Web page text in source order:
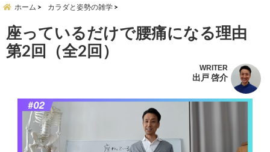
ホーム カラダと姿勢の雑学
座っているだけで腰痛になる理由
第2回（全2回）
WRITER
出戸 啓介